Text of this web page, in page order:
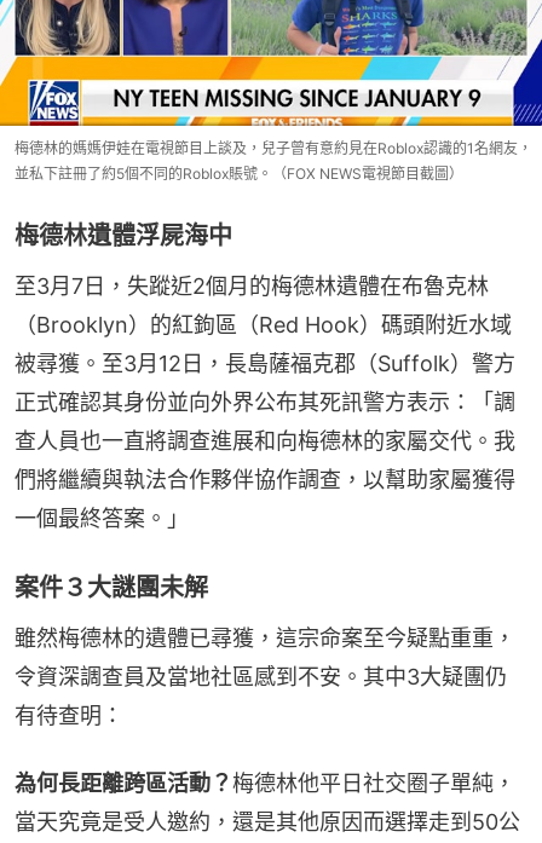
梅德林的媽媽伊娃在電視節目上談及，兒子曾有意約見在Roblox認識的1名網友，
並私下註冊了約5個不同的Roblox賬號。（FOX NEWS電視節目截圖）
梅德林遺體浮屍海中
至3月7日，失蹤近2個月的梅德林遺體在布魯克林
（Brooklyn）的紅鉤區（Red Hook）碼頭附近水域
被尋獲。至3月12日，長島薩福克郡（Suffolk）警方
正式確認其身份並向外界公布其死訊警方表示：「調
查人員也一直將調查進展和向梅德林的家屬交代。我
們將繼續與執法合作夥伴協作調查，以幫助家屬獲得
一個最終答案。」
案件３大謎團未解
雖然梅德林的遺體已尋獲，這宗命案至今疑點重重，
令資深調查員及當地社區感到不安。其中3大疑團仍
有待查明：
為何長距離跨區活動？梅德林他平日社交圈子單純，
當天究竟是受人邀約，還是其他原因而選擇走到50公